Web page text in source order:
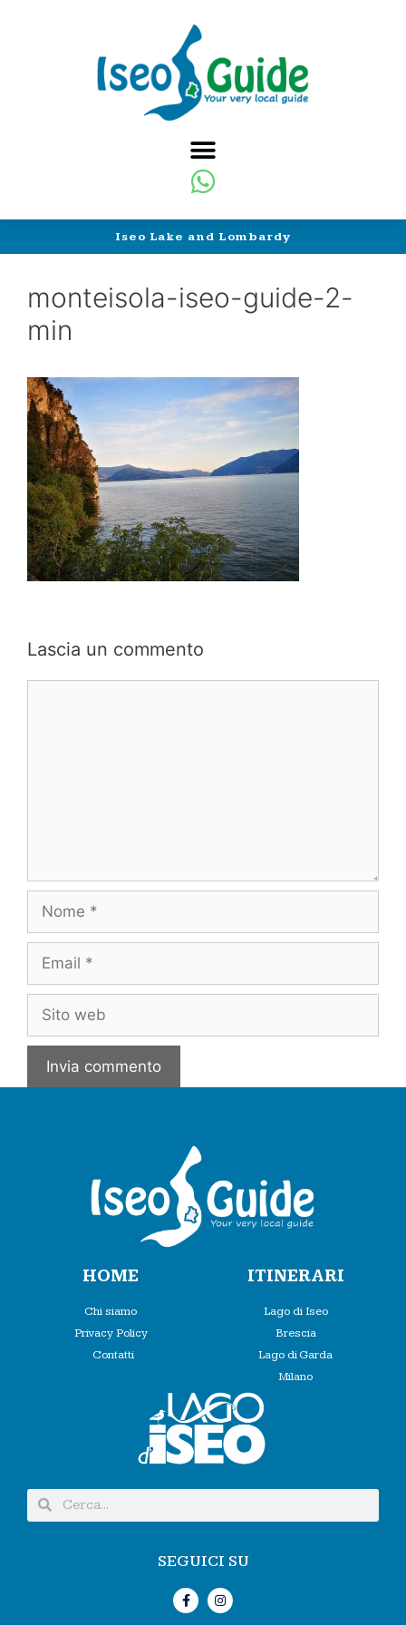
Iseo Lake and Lombardy
monteisola-iseo-guide-2-
min
Lascia un commento
HOME
Chi siamo
Privacy Policy
Contatti
ITINERARI
Lago di Iseo
Brescia
Lago di Garda
Milano
SEGUICI SU